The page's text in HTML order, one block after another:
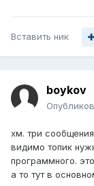
Вставить ник
boykov
хм. три
видимо топик
программного.
а то тут в